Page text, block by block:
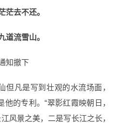
茫去不还。
道流雪山。
知撤下
但凡是写到壮观的水流场面，
他的专利。“翠影红霞映朝日，
风景之美，二是写长江之长，